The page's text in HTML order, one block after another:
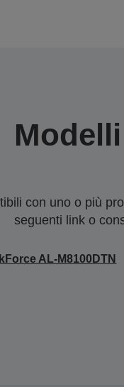
con uno o più
seguenti link o
AL-M8100DTN